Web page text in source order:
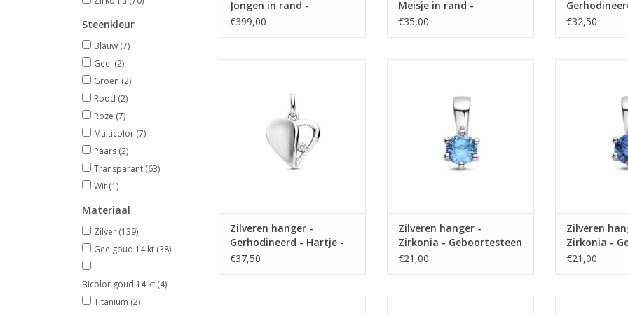
Steenkleur
Blauw (7)
Geel (2)
Groen (2)
Rood (2)
Roze (7)
Multicolor (7)
Paars (2)
Transparant (63)
Wit (1)
Materiaal
Zilver (139)
Geelgoud 14 kt (38)
Bicolor goud 14 kt (4)
Titanium (2)
Jongen in rand -
Gediamanteerd - 16 mm
€399,00
Meisje in rand -
Gediamanteerd - 19 mm
€35,00
Synthetisch
€32,50
TOEVOEGEN AAN WINKELWAGEN
Zilveren hanger -
Gerhodineerd - Hartje -
Mat/glanzend - Zirkonia
€37,50
TOEVOEGEN AAN WINKELWAGEN
Zilveren hanger -
Zirkonia - Geboortesteen
- 10 mm - Maart
€21,00
TOEVOEGEN
Zilveren
Zirkonia -
- 10 mm -
€21,00